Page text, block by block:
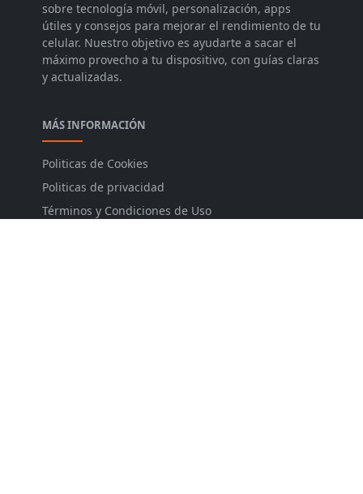
sobre tecnología móvil, personalización, apps
útiles y consejos para mejorar el rendimiento de tu
celular. Nuestro objetivo es ayudarte a sacar el
máximo provecho a tu dispositivo, con guías claras
y actualizadas.
MÁS INFORMACIÓN
Politicas de Cookies
Politicas de privacidad
Términos y Condiciones de Uso